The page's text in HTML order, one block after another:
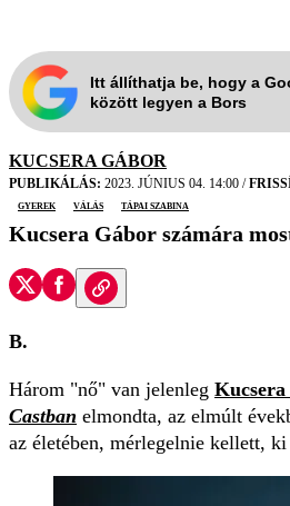
Itt állíthatja be, hogy a
között legyen a Bors
KUCSERA GÁBOR
PUBLIKÁLÁS: 2023. JÚNIUS 04. 14:00 /
gyerek
válás Tápai Szabina
Kucsera Gábor számára
B.
Három "nő" van jelenleg
Castban elmondta, az elmúlt
az életében, mérlegelnie kellett,